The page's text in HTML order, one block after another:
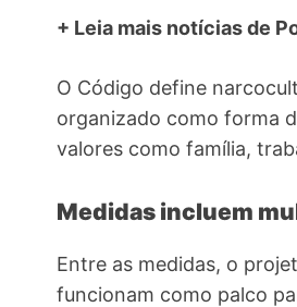
+ Leia mais notícias de
O Código define
organizado como forma
valores como família,
Medidas incluem
Entre as medidas, o
funcionam como palco